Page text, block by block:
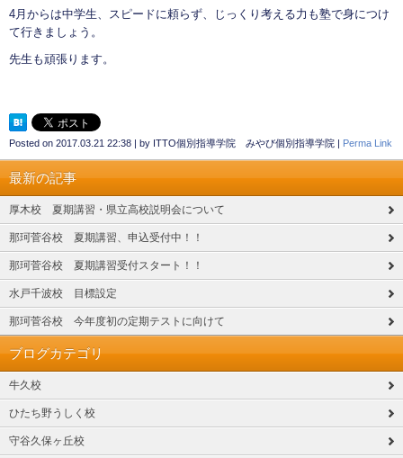
4月からは中学生、スピードに頼らず、じっくり考える力も塾で身につけ
て行きましょう。
先生も頑張ります。
Posted on 2017.03.21 22:38 | by ITTO個別指導学院 みやび個別指導学院 | Perma Link
最新の記事
厚木校 夏期講習・県立高校説明会について
那珂菅谷校 夏期講習、申込受付中！！
那珂菅谷校 夏期講習受付スタート！！
水戸千波校 目標設定
那珂菅谷校 今年度初の定期テストに向けて
ブログカテゴリ
牛久校
ひたち野うしく校
守谷久保ヶ丘校